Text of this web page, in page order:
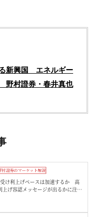
新興国 エネルギー
野村證券・春井真也
村證券のマーケット解説
け利上げペースは加速するか 高
上げ容認メッセージが出るかに注